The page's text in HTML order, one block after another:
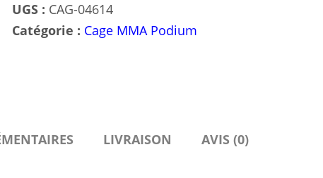
6m
UGS : CAG-04614
Catégorie : Cage MMA Podium
LIVRAISON AVIS (0)